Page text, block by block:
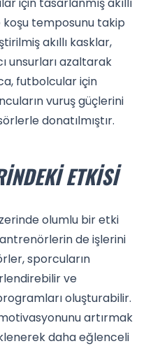
koşu temposunu takip
akıllı kasklar,
unsurları azaltarak
futbolcular için
vuruş güçlerini
donatılmıştır.
ETKISI
olumlu bir etki
de işlerini
sporcuların
ve
oluşturabilir.
artırmak
daha eğlenceli